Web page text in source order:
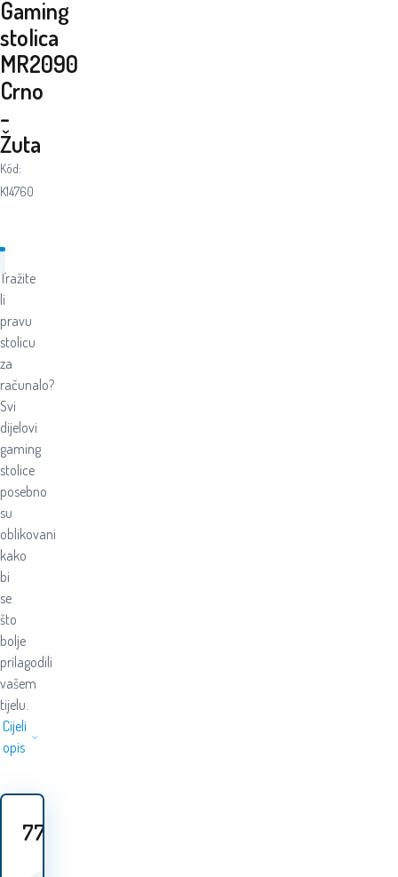
Gaming
stolica
MR2090
Crno
-
Žuta
Kôd:
K14760
Tražite
li
pravu
stolicu
za
računalo?
Svi
dijelovi
gaming
stolice
posebno
su
oblikovani
kako
bi
se
što
bolje
prilagodili
vašem
tijelu.
Cijeli
opis
77.40